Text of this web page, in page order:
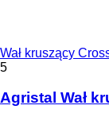
Wał kruszący
5
Agristal Wał